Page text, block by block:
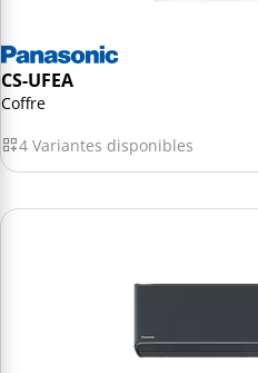
CS-UFEA
Coffre
4 Variantes disponibles